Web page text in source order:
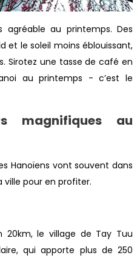
au printemps. Des
et le soleil moins éblouissant,
Sirotez une tasse de café en
au printemps - c’est le
magnifiques au
Hanoïens vont souvent dans
ville pour en profiter.
20km, le village de Tay Tuu
qui apporte plus de 250